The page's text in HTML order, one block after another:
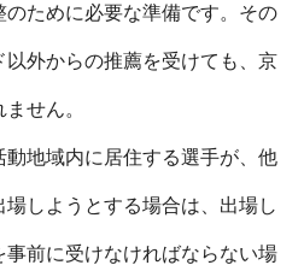
ために必要な準備です。その
外からの推薦を受けても、京
せん。
地域内に居住する選手が、他
しようとする場合は、出場し
前に受けなければならない場